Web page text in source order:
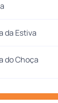
da Estiva
do Choça